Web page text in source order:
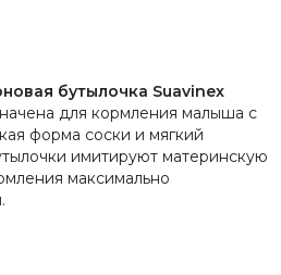
бутылочка Suavinex
для кормления малыша с
форма соски и мягкий
имитируют материнскую
максимально